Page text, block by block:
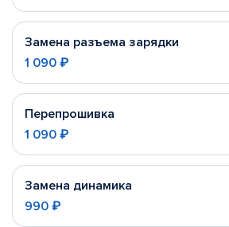
Замена разъема зарядки
1 090 ₽
Перепрошивка
1 090 ₽
Замена динамика
990 ₽